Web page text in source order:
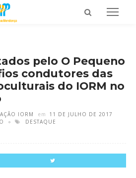
pelo O Pequeno
condutores das
do IORM no
IORM em
11 DE JULHO DE 2017
DESTAQUE